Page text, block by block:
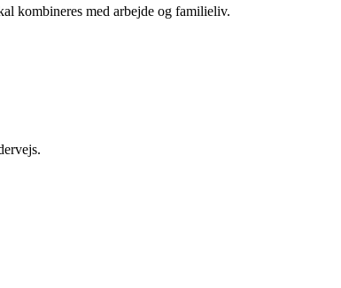
kombineres med arbejde og familieliv.